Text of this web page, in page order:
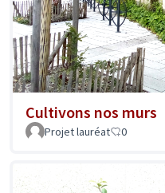
Cultivons nos murs
Projet lauréat 0